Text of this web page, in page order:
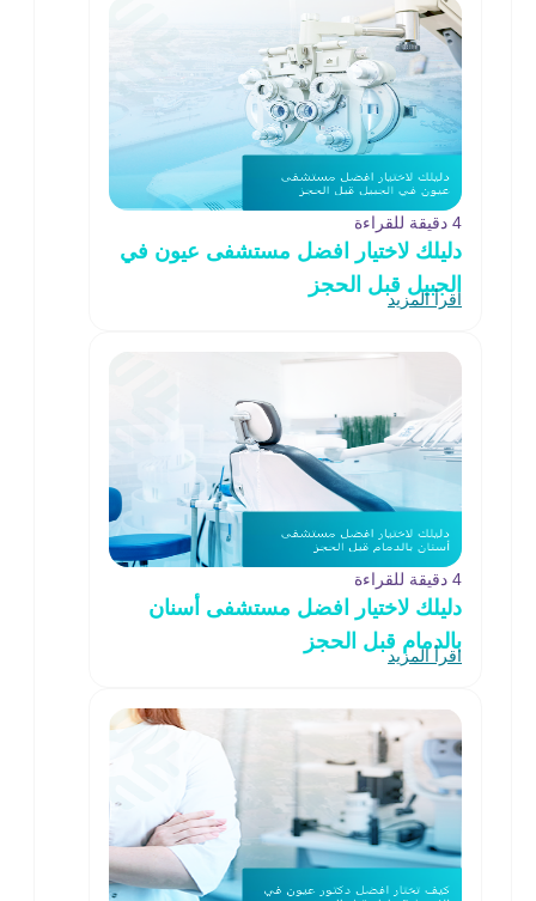
4 دقيقة للقراءة
دليلك لاختيار افضل مستشفى عيون في
الجبيل قبل الحجز
اقرأ المزيد
4 دقيقة للقراءة
دليلك لاختيار افضل مستشفى أسنان
بالدمام قبل الحجز
اقرأ المزيد